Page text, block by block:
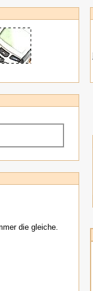
die gleiche.